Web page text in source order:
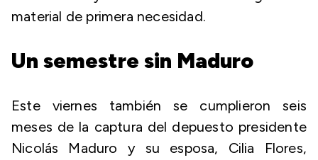
material de primera necesidad.
Un semestre sin Maduro
Este viernes también se cumplieron seis
meses de la captura del depuesto presidente
Nicolás Maduro y su esposa, Cilia Flores,